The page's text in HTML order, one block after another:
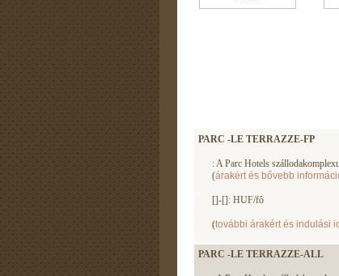
PARC -LE TERRAZZE-FP
: A Parc Hotels
(árakért és bővebb
[]-[]: HUF/fô
(további árakért és indulási
PARC -LE TERRAZZE-ALL